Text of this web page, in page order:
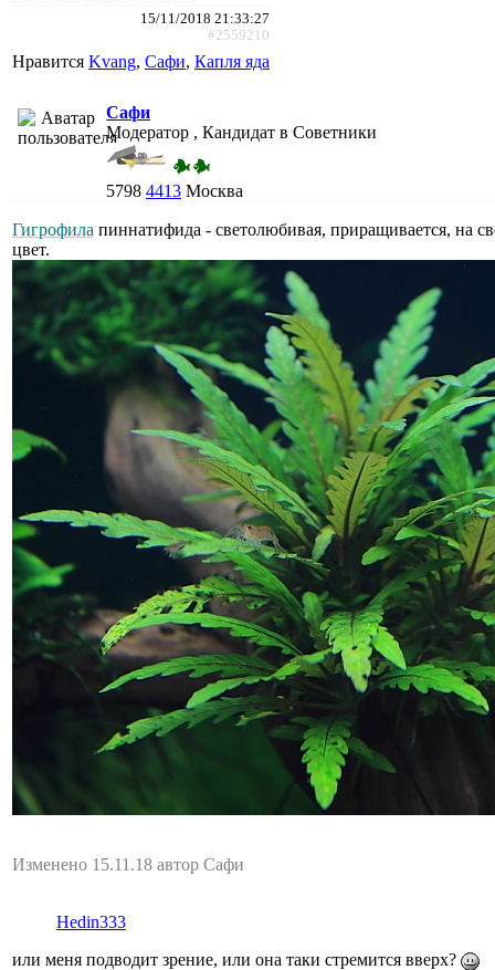
15/11/2018 21:33:27
#2559210
Нравится Kvang, Сафи, Капля яда
Сафи
Модератор , Кандидат в Советники
5798 4413 Москва
Гигрофила пиннатифида - светолюбивая, приращивается, на
цвет.
Изменено 15.11.18 автор Сафи
Hedin333
или меня подводит зрение, или она таки стремится вверх?